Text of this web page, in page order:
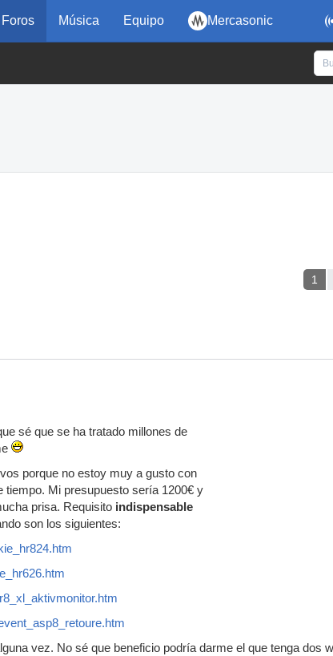
Foros Música Equipo Mercasonic
1
sé que se ha tratado millones de
porque no estoy muy a gusto con
tiempo. Mi presupuesto sería 1200€ y
prisa. Requisito indispensable
son los siguientes:
vez. No sé que beneficio podría darme el que tenga dos